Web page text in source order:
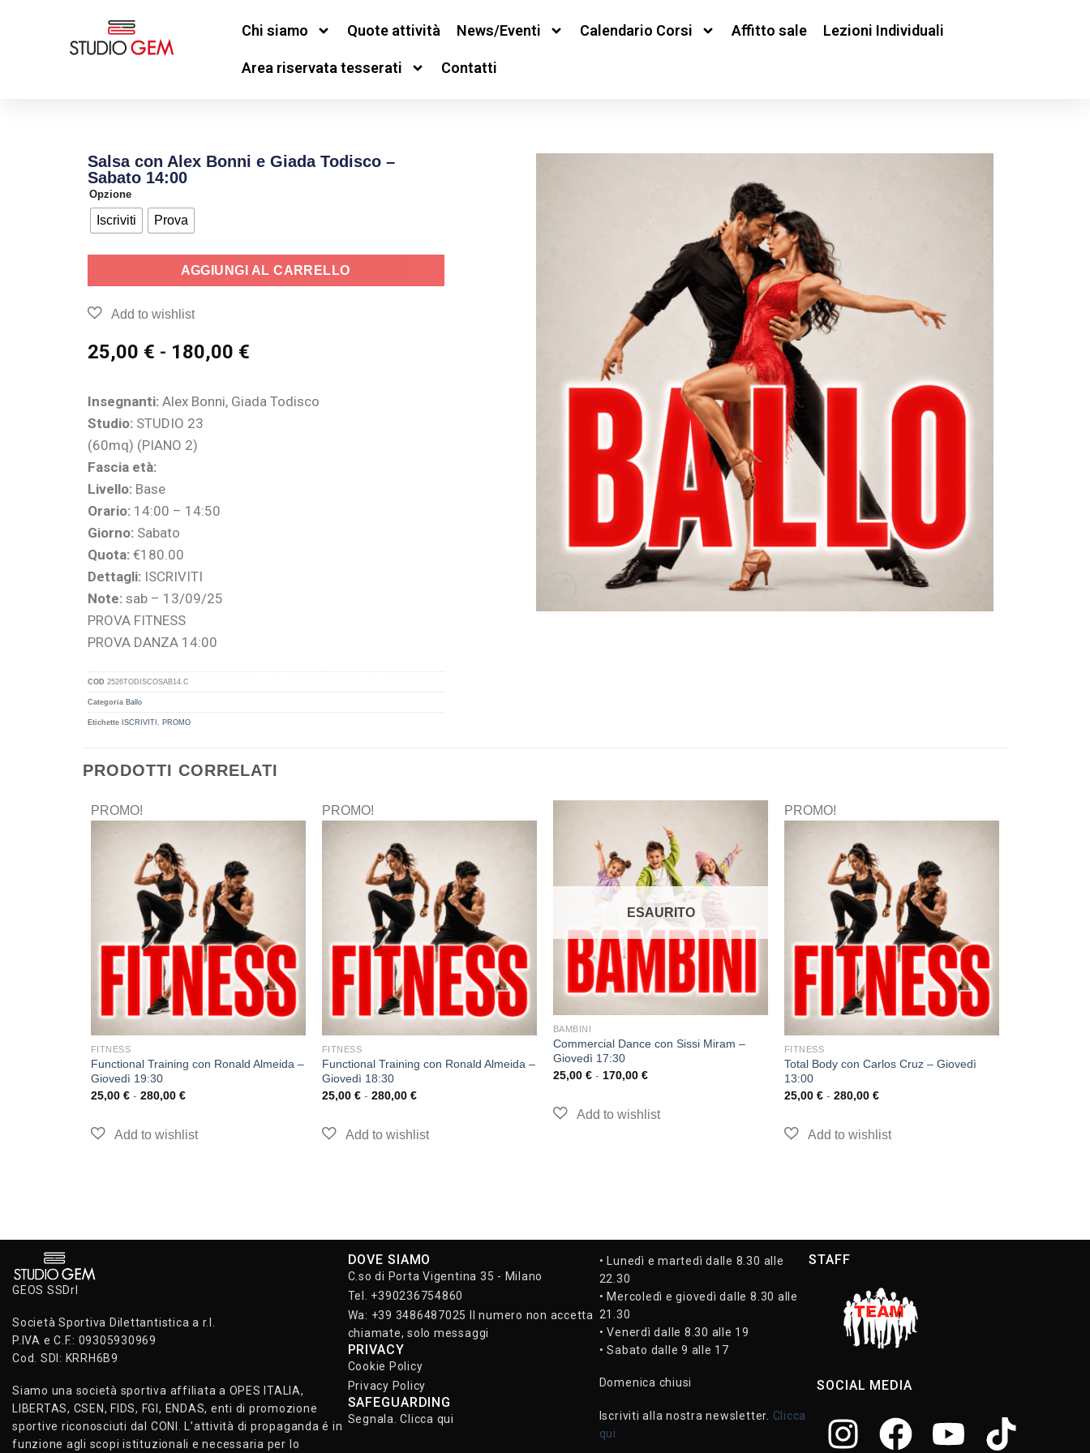
Chi siamo Quote attività News/Eventi Calendario Corsi Affitto sale Lezioni Individuali
Area riservata tesserati Contatti
Salsa con Alex Bonni e Giada Todisco –
Sabato 14:00
Opzione
Iscriviti Prova
AGGIUNGI AL CARRELLO
25,00 € - 180,00 €
Insegnanti:Alex Bonni, Giada Todisco
Studio:STUDIO 23
(60mq) (PIANO 2)
Fascia età:
Livello:Base
Orario:14:00 – 14:50
Giorno:Sabato
Quota:€180.00
Dettagli:ISCRIVITI
Note:sab – 13/09/25
PROVA FITNESS
PROVA DANZA 14:00
COD 2526TODISCOSAB14.C
Categoria Ballo
Etichette ISCRIVITI PROMO
PRODOTTI CORRELATI
PROMO!
FITNESS
Functional Training con Ronald Almeida –
Giovedì 19:30
25,00 € - 280,00 €
PROMO!
FITNESS
Functional Training con Ronald Almeida –
Giovedì 18:30
25,00 € - 280,00 €
ESAURITO
BAMBINI
Commercial Dance con Sissi Miram –
Giovedì 17:30
25,00 € - 170,00 €
PROMO!
FITNESS
Total Body con Carlos Cruz – Giovedì
13:00
25,00 € - 280,00 €
GEOS SSDrl
Società Sportiva Dilettantistica a r.l.
P.IVA e C.F.: 09305930969
Cod. SDI: KRRH6B9
Siamo una società sportiva affiliata a OPES ITALIA,
LIBERTAS, CSEN, FIDS, FGI, ENDAS, enti di promozione
sportive riconosciuti dal CONI. L’attività di propaganda é in
funzione agli scopi istituzionali e necessaria per lo
DOVE SIAMO
C.so di Porta Vigentina 35 - Milano
Tel. +390236754860
Wa: +39 3486487025 Il numero non accetta
chiamate, solo messaggi
PRIVACY
Cookie Policy
Privacy Policy
SAFEGUARDING
Segnala. Clicca qui
• Lunedì e martedì dalle 8.30 alle
22.30
• Mercoledì e giovedì dalle 8.30 alle
21.30
• Venerdì dalle 8.30 alle 19
• Sabato dalle 9 alle 17
Domenica chiusi
Iscriviti alla nostra newsletter. Clicca
qui
STAFF
SOCIAL MEDIA